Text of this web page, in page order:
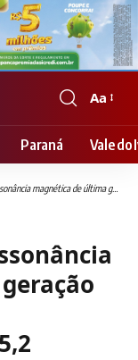
Font
Resizer
Aa
Paraná Vale do
em Arapongas com investimento de R$ 15,2 milhões da Itaipu